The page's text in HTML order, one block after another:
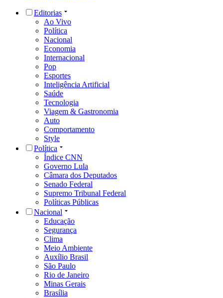
Editorias
Ao Vivo
Política
Nacional
Economia
Internacional
Pop
Esportes
Inteligência Artificial
Saúde
Tecnologia
Viagem & Gastronomia
Auto
Comportamento
Style
Política
Índice CNN
Governo Lula
Câmara dos Deputados
Senado Federal
Supremo Tribunal Federal
Políticas Públicas
Nacional
Educação
Segurança
Clima
Meio Ambiente
Auxílio Brasil
São Paulo
Rio de Janeiro
Minas Gerais
Brasília